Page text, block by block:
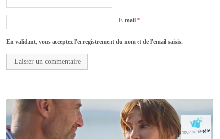
E-mail*
En validant, vous acceptez l'enregistrement du nom et de l'email saisis.